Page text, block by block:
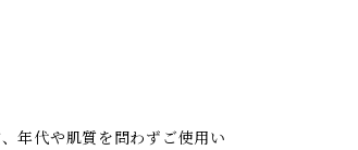
年代や肌質を問わずご使用い